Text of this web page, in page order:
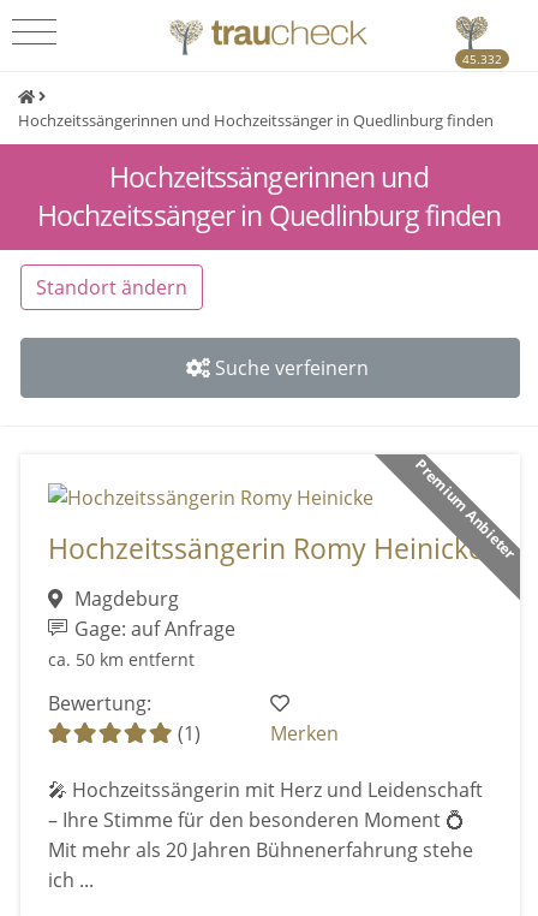
45.332
Hochzeitssängerinnen und Hochzeitssänger in Quedlinburg finden
Hochzeitssängerinnen und
Hochzeitssänger in Quedlinburg finden
Standort ändern
Suche verfeinern
Premium Anbieter
Hochzeitssängerin Romy Heinicke
Magdeburg
Gage: auf Anfrage
ca. 50 km entfernt
Bewertung:
(1)
Merken
🎤 Hochzeitssängerin mit Herz und Leidenschaft
– Ihre Stimme für den besonderen Moment 💍
Mit mehr als 20 Jahren Bühnenerfahrung stehe
ich ...